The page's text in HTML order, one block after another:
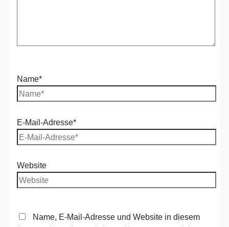
Name*
E-Mail-Adresse*
Website
Name, E-Mail-Adresse und Website in diesem